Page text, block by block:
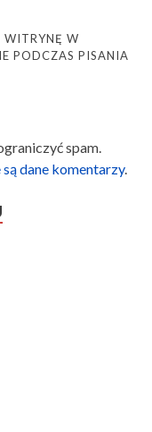
WITRYNĘ W
PODCZAS PISANIA
spam.
dane komentarzy.